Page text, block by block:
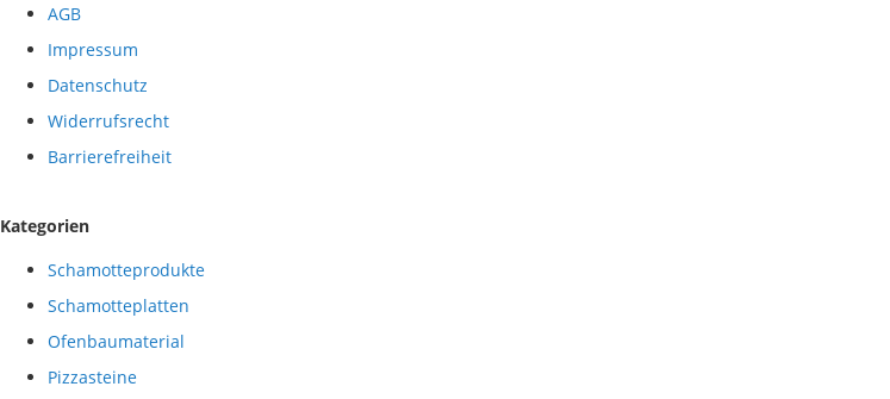
AGB
Impressum
Datenschutz
Widerrufsrecht
Barrierefreiheit
Kategorien
Schamotteprodukte
Schamotteplatten
Ofenbaumaterial
Pizzasteine